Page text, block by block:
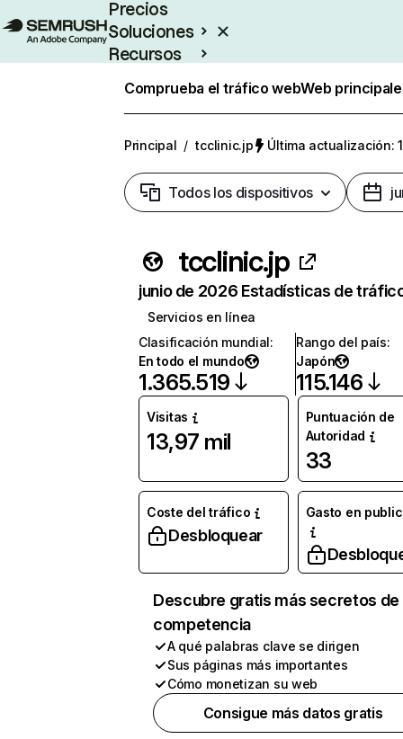
Precios
Soluciones
Recursos
Comprueba el tráfico webWeb
Principal / tcclinic.jp Última actualización:
Todos los dispositivos
tcclinic.jp
junio de 2026 Estadísticas de
Servicios en línea
Clasificación mundial:
En todo el mundo
1.365.519
Rango del país:
Japón
115.146
Visitas
13,97 mil
Puntuación de
Autoridad
33
Coste del tráfico
Desbloquear
Gasto en
Descubre gratis más secretos de
competencia
A qué palabras clave se dirigen
Sus páginas más importantes
Cómo monetizan su web
Consigue más datos gratis